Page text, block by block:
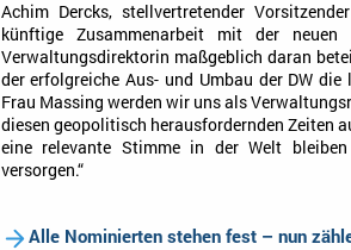
Achim Dercks, stellvertretender
künftige Zusammenarbeit mit der
Verwaltungsdirektorin maßgeblich daran
der erfolgreiche Aus- und Umbau der DW
Frau Massing werden wir uns als
diesen geopolitisch herausfordernden Zeiten
eine relevante Stimme in der Welt
versorgen.“
Alle Nominierten stehen fest – nun